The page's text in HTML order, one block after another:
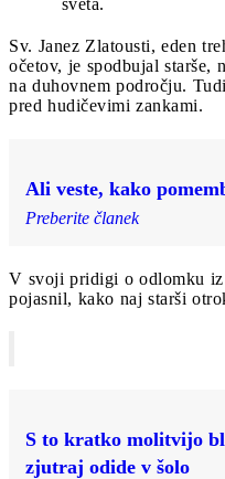
Sv. Janez Zlatousti, eden
očetov, je spodbujal starše,
na duhovnem področju.
pred hudičevimi zankami.
Ali veste, kako
Preberite članek
V svoji pridigi o odlomku iz
pojasnil, kako naj starši
S to kratko molitvijo
zjutraj odide v šolo